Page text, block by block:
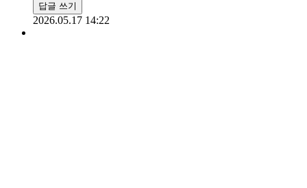
답글 쓰기
2026.05.17 14:22